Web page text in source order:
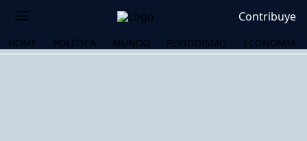
Contribuye
HOME POLÍTICA MUNDO PERIODISMO ECONOMÍA